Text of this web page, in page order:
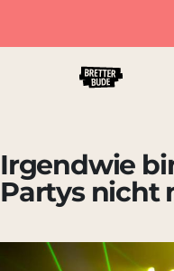
Irgendwie
Partys nicht